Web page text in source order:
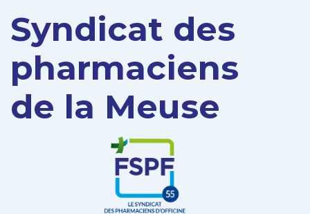
Syndicat des
pharmaciens
de la Meuse